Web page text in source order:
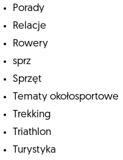
Porady
Relacje
Rowery
sprz
Sprzęt
Tematy okołosportowe
Trekking
Triathlon
Turystyka